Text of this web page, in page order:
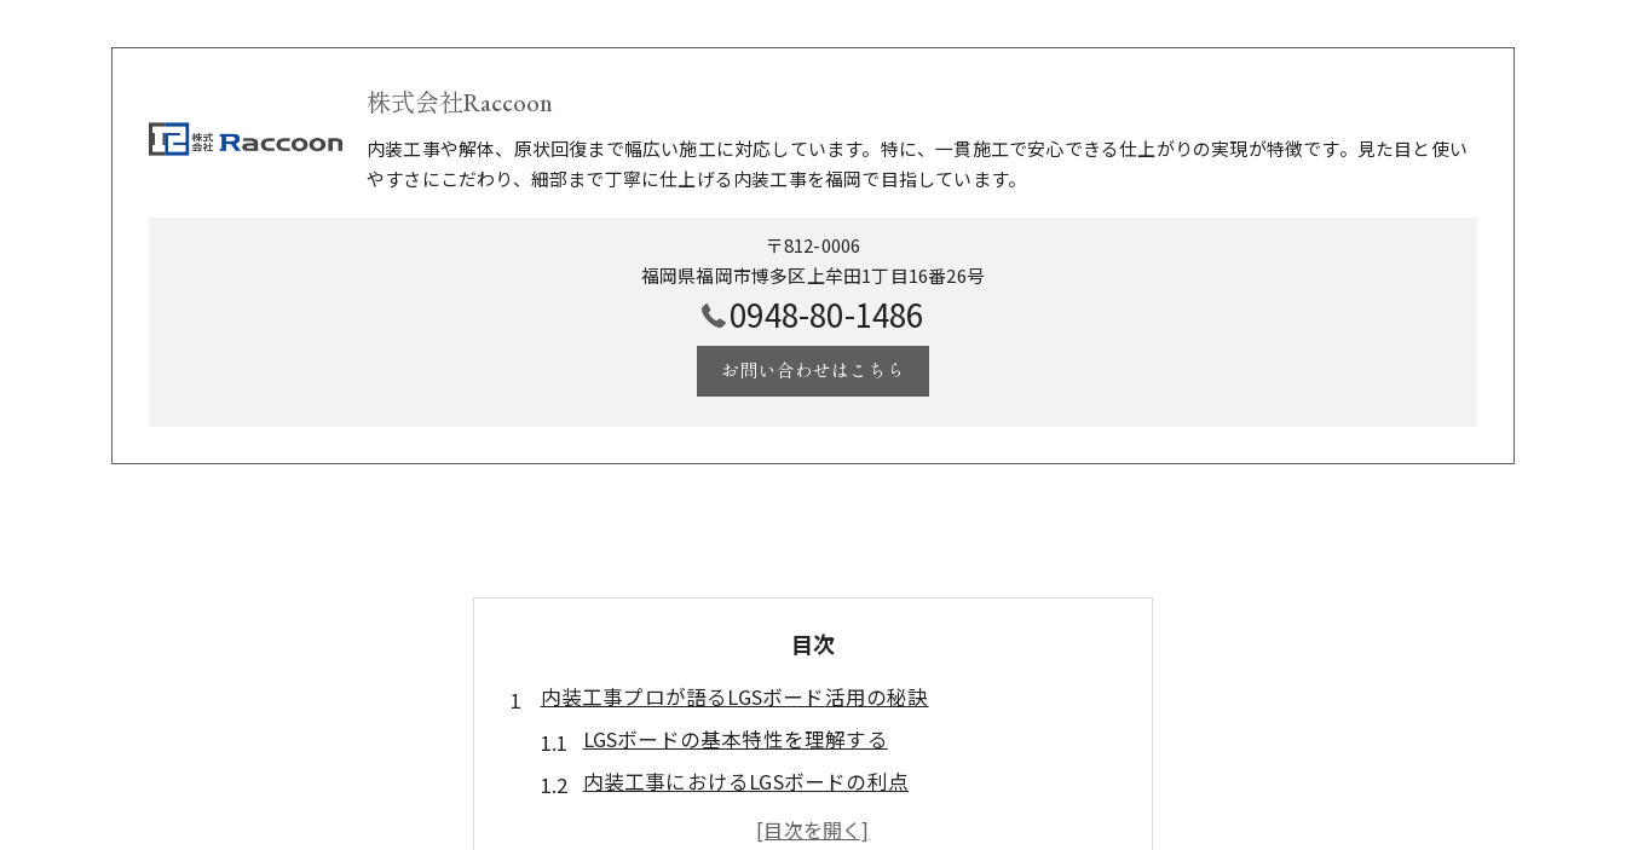
株式会社Raccoon
内装工事や解体、原状回復まで幅広い施工に対応しています。特に、一貫施工で安心できる仕上がりの実現が特徴です。見た目と使い
やすさにこだわり、細部まで丁寧に仕上げる内装工事を福岡で目指しています。
〒812-0006
福岡県福岡市博多区上牟田1丁目16番26号
0948-80-1486
お問い合わせはこちら
目次
内装工事プロが語るLGSボード活用の秘訣
LGSボードの基本特性を理解する
内装工事におけるLGSボードの利点
プロが実践するLGSボードの選び方